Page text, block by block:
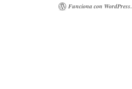
Funciona con WordPress.